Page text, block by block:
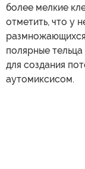
более мелкие
отметить, что у
полярные
для создания
аутомиксисом.